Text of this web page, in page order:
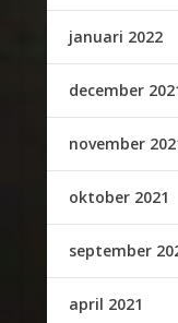
januari 2022
december
november
oktober 2021
september
april 2021